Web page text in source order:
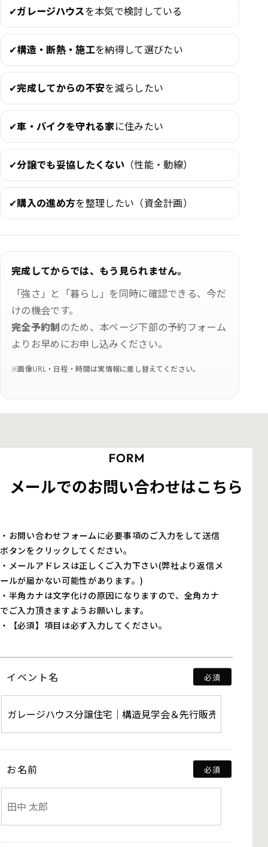
✔ガレージハウスを本気で検討している
✔構造・断熱・施工を納得して選びたい
✔完成してからの不安を減らしたい
✔車・バイクを守れる家に住みたい
✔分譲でも妥協したくない（性能・動線）
✔購入の進め方を整理したい（資金計画）
完成してからでは、もう見られません。
「強さ」と「暮らし」を同時に確認できる、今だ
けの機会です。
完全予約制のため、本ページ下部の予約フォーム
よりお早めにお申し込みください。
※画像URL・日程・時間は実情報に差し替えてください。
メールでのお問い合わせはこちら
・お問い合わせフォームに必要事項のご入力をして送信
ボタンをクリックしてください。
・メールアドレスは正しくご入力下さい(弊社より返信メ
ールが届かない可能性があります。)
・半角カナは文字化けの原因になりますので、全角カナ
でご入力頂きますようお願いします。
・【必須】項目は必ず入力してください。
イベント名
お名前